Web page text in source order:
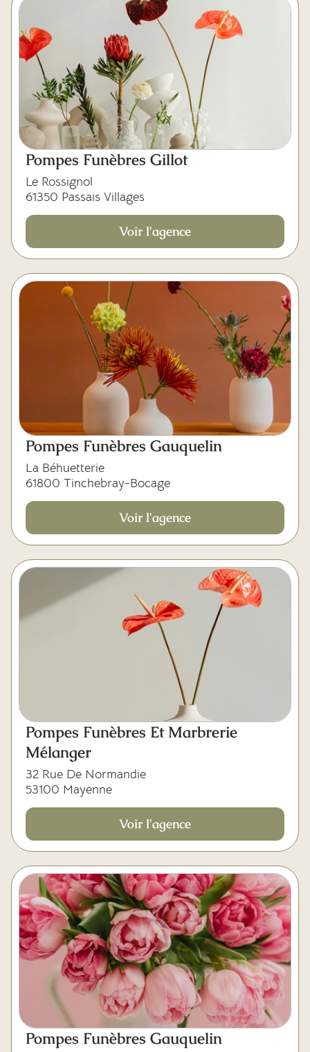
Pompes Funèbres Gillot
Le Rossignol
61350 Passais Villages
Voir l'agence
Pompes Funèbres Gauquelin
La Béhuetterie
61800 Tinchebray-Bocage
Voir l'agence
Pompes Funèbres Et Marbrerie
Mélanger
32 Rue De Normandie
53100 Mayenne
Voir l'agence
Pompes Funèbres Gauquelin